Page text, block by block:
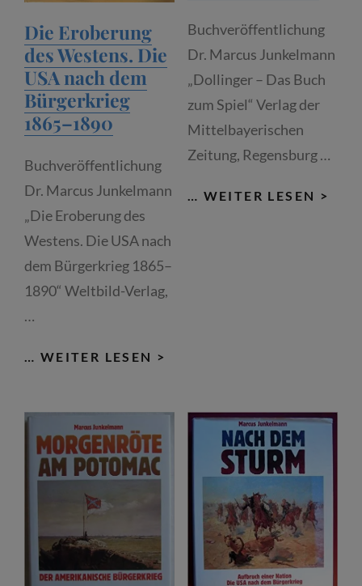
Die Eroberung
des Westens. Die
USA nach dem
Bürgerkrieg
1865–1890
Buchveröffentlichung
Dr. Marcus Junkelmann
„Die Eroberung des
Westens. Die USA nach
dem Bürgerkrieg 1865–
1890“ Weltbild-Verlag,
…
… WEITER LESEN >
WESTENS.
BÜRGERKRIEG
Buchveröffentlichung
Dr. Marcus Junkelmann
„Dollinger – Das Buch
zum Spiel“ Verlag der
Mittelbayerischen
Zeitung, Regensburg …
… WEITER LESEN >